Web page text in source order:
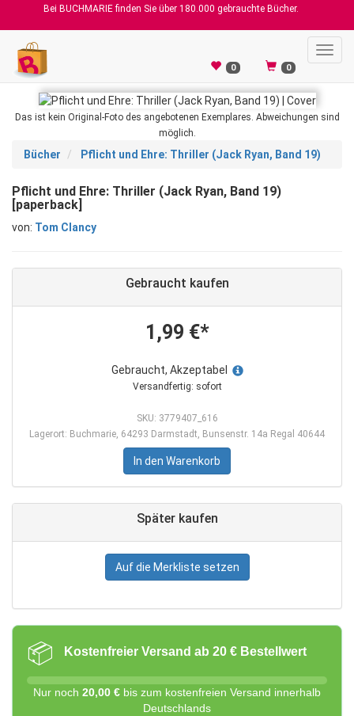
Bei BUCHMARIE finden Sie über 180.000 gebrauchte Bücher.
0 0
Das ist kein Original-Foto des angebotenen Exemplares. Abweichungen sind
möglich.
Bücher Pflicht und Ehre: Thriller (Jack Ryan, Band 19)
Pflicht und Ehre: Thriller (Jack Ryan, Band 19)
[paperback]
von: Tom Clancy
Gebraucht kaufen
1,99 €*
Gebraucht, Akzeptabel
Versandfertig: sofort
SKU: 3779407_616
Lagerort: Buchmarie, 64293 Darmstadt, Bunsenstr. 14a Regal 40644
In den Warenkorb
Später kaufen
Auf die Merkliste setzen
📦 Kostenfreier Versand ab 20 € Bestellwert
Nur noch 20,00 € bis zum kostenfreien Versand innerhalb
Deutschlands